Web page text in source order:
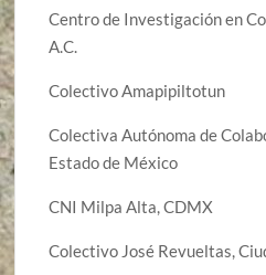
Centro de Investigación en
A.C.
Colectivo Amapipiltotun
Colectiva Autónoma de
Estado de México
CNI Milpa Alta, CDMX
Colectivo José Revueltas,